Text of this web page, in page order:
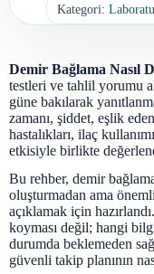
Kategori:
Demir Bağlama Nasıl
testleri ve tahlil yorumu
güne bakılarak
zamanı, şiddet, eşlik
hastalıkları, ilaç
etkisiyle birlikte
Bu rehber, demir
oluşturmadan ama
açıklamak için
koyması değil; hangi
durumda beklemeden
güvenli takip planının